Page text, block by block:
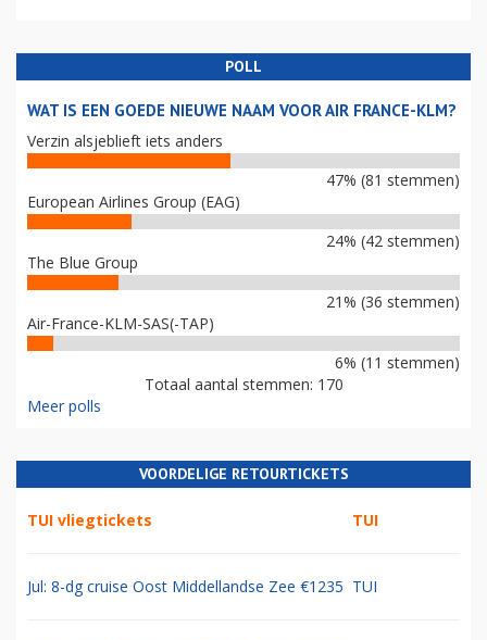
POLL
WAT IS EEN GOEDE NIEUWE NAAM VOOR AIR FRANCE-KLM?
Verzin alsjeblieft iets anders
47% (81 stemmen)
European Airlines Group (EAG)
24% (42 stemmen)
The Blue Group
21% (36 stemmen)
Air-France-KLM-SAS(-TAP)
6% (11 stemmen)
Totaal aantal stemmen: 170
Meer polls
VOORDELIGE RETOURTICKETS
TUI vliegtickets TUI
Jul: 8-dg cruise Oost Middellandse Zee €1235 TUI